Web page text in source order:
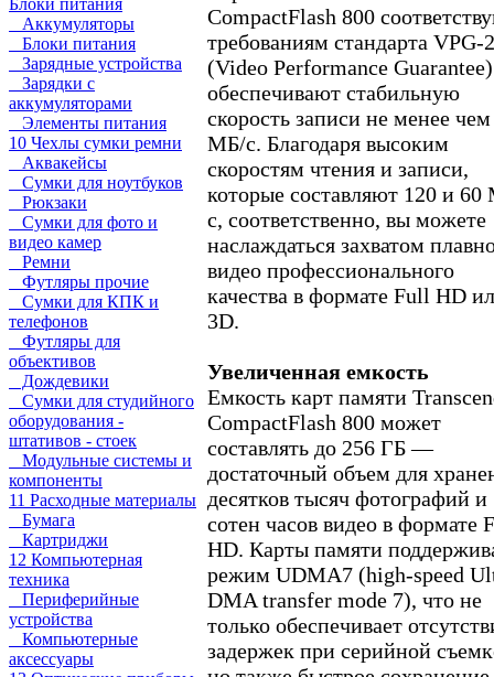
Блоки питания
Аккумуляторы
Блоки питания
Зарядные устройства
Зарядки с
аккумуляторами
Элементы питания
10 Чехлы сумки ремни
Аквакейсы
Сумки для ноутбуков
Рюкзаки
Сумки для фото и
видео камер
Ремни
Футляры прочие
Сумки для КПК и
телефонов
Футляры для
объективов
Дождевики
Сумки для студийного
оборудования -
штативов - стоек
Модульные системы и
компоненты
11 Расходные материалы
Бумага
Картриджи
12 Компьютерная
техника
Периферийные
устройства
Компьютерные
аксессуары
CompactFlash 800
требованиям стандарта VPG-
(Video Performance
обеспечивают стабильную
скорость записи не менее
МБ/с. Благодаря высоким
скоростям чтения и записи,
которые составляют 120 и
с, соответственно, вы можете
наслаждаться захватом
видео профессионального
качества в формате Full HD
3D.
Увеличенная емкость
Емкость карт памяти
CompactFlash 800 может
составлять до 256 ГБ —
достаточный объем для
десятков тысяч фотографий и
сотен часов видео в формате
HD. Карты памяти
режим UDMA7 (high-speed
DMA transfer mode 7), что не
только обеспечивает
задержек при серийной